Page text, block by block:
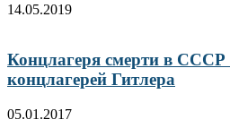
14.05.2019
Концлагеря смерти в СССР
концлагерей Гитлера
05.01.2017